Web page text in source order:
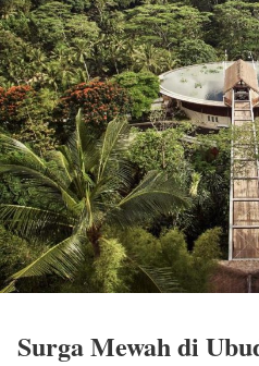
Surga Mewah di